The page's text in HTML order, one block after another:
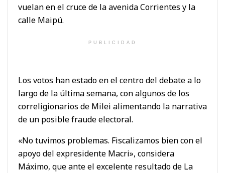
vuelan en el cruce de la avenida Corrientes y la
calle Maipú.
PUBLICIDAD
Los votos han estado en el centro del debate a lo
largo de la última semana, con algunos de los
correligionarios de Milei alimentando la narrativa
de un posible fraude electoral.
«No tuvimos problemas. Fiscalizamos bien con el
apoyo del expresidente Macri», considera
Máximo, que ante el excelente resultado de La